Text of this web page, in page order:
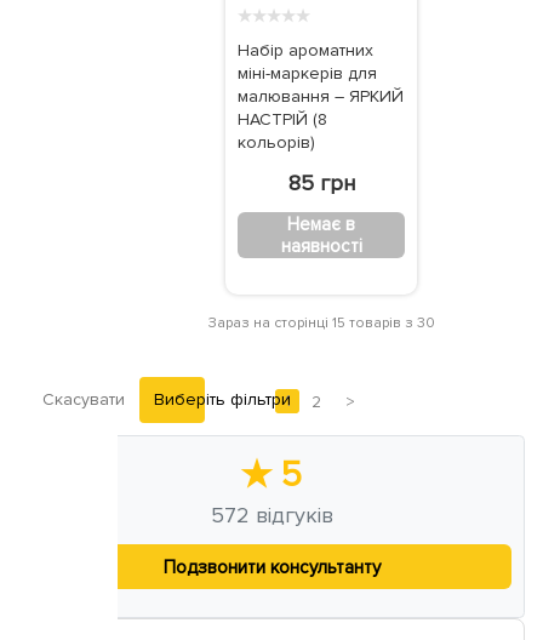
Скасувати Виберіть фільтри
★★★★★
Набір ароматних
міні-маркерів для
малювання – ЯРКИЙ
НАСТРІЙ (8
кольорів)
85 грн
Немає в
наявності
Зараз на сторінці 15 товарів з 30
1 2 >
★ 5
572 відгуків
Подзвонити консультанту